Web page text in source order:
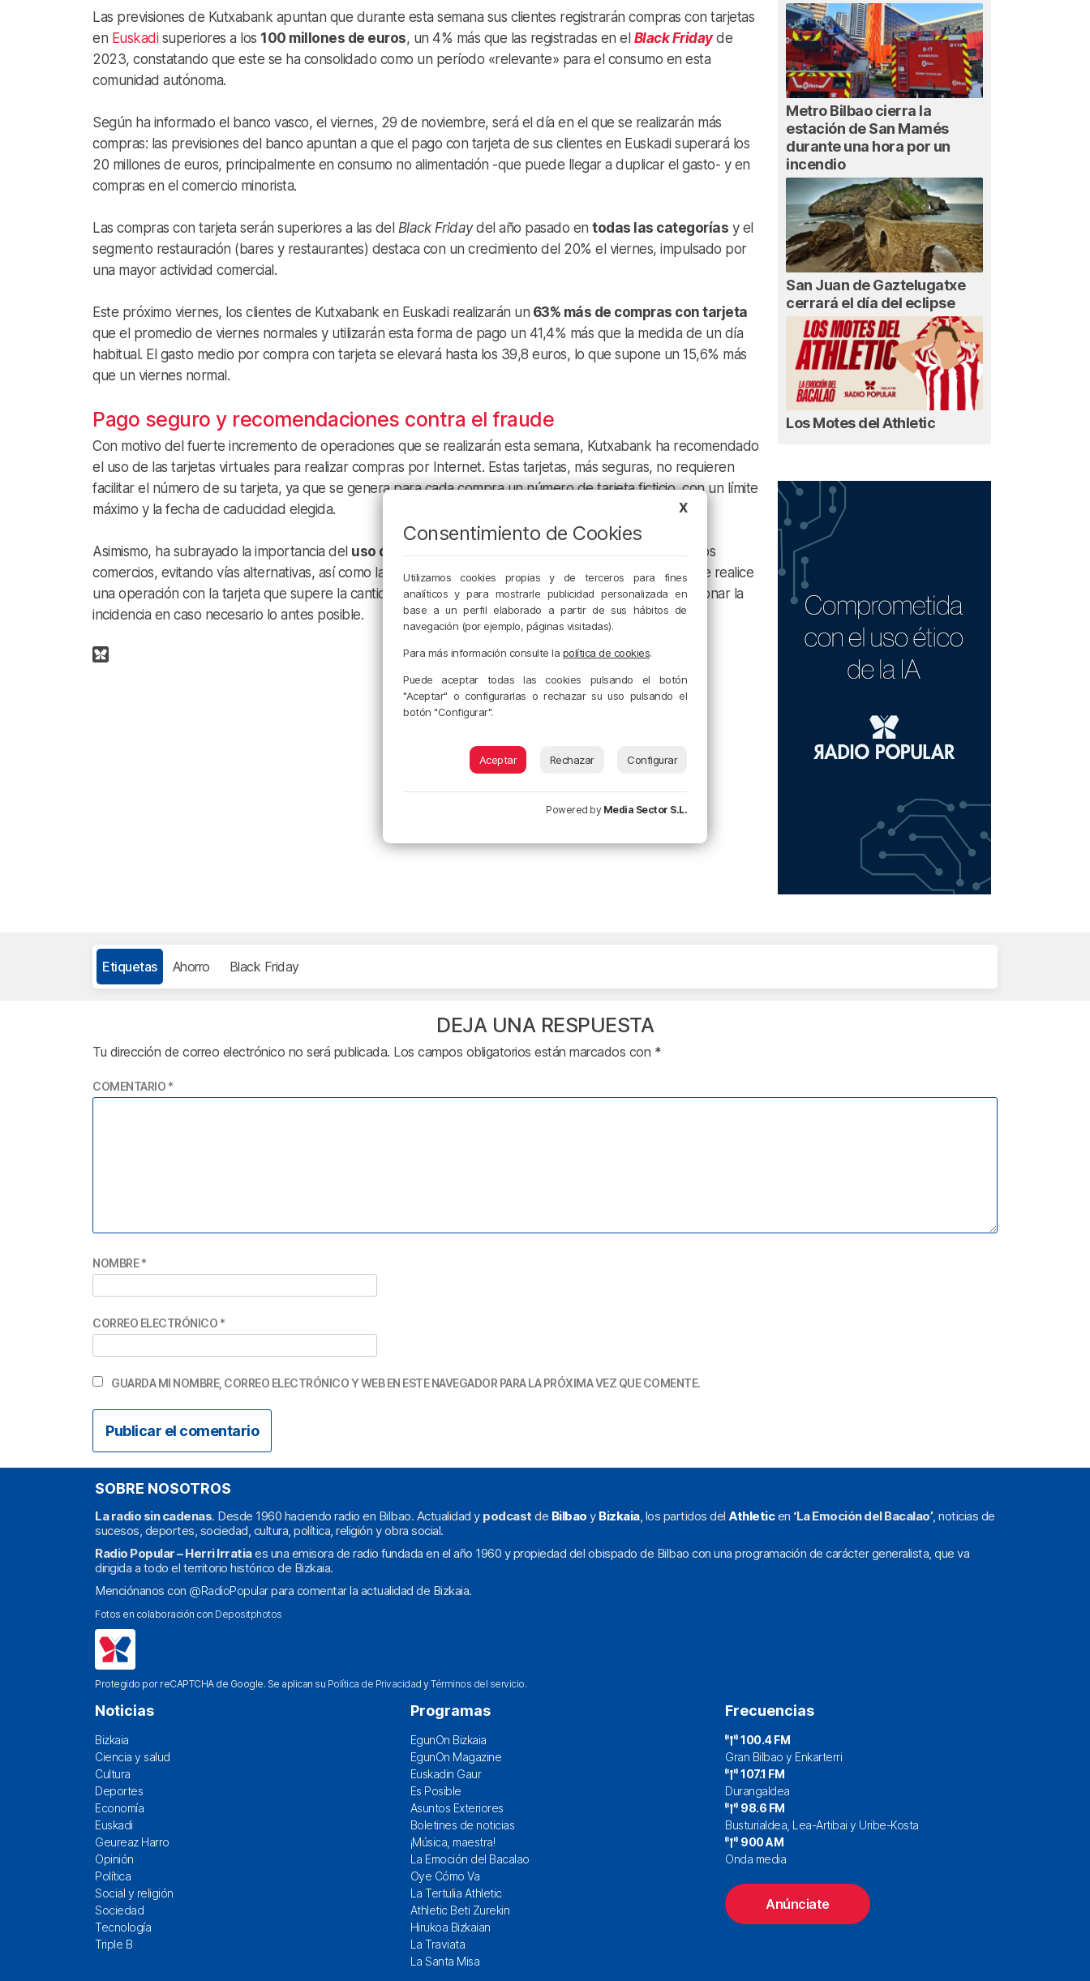
Las previsiones de Kutxabank apuntan que durante esta semana sus clientes registrarán compras con tarjetas
en Euskadisuperiores a los 100 millones de euros, un 4% más que las registradas en el Black Fridayde
2023, constatando que este se ha consolidado como un período «relevante» para el consumo en esta
comunidad autónoma.
Según ha informado el banco vasco, el viernes, 29 de noviembre, será el día en el que se realizarán más
compras: las previsiones del banco apuntan a que el pago con tarjeta de sus clientes en Euskadi superará los
20 millones de euros, principalmente en consumo no alimentación -que puede llegar a duplicar el gasto- y en
compras en el comercio minorista.
Las compras con tarjeta serán superiores a las del Black Fridaydel año pasado en todas las categorías y el
segmento restauración (bares y restaurantes) destaca con un crecimiento del 20% el viernes, impulsado por
una mayor actividad comercial.
Este próximo viernes, los clientes de Kutxabank en Euskadi realizarán un 63% más de compras con tarjeta
que el promedio de viernes normales y utilizarán esta forma de pago un 41,4% más que la medida de un día
habitual. El gasto medio por compra con tarjeta se elevará hasta los 39,8 euros, lo que supone un 15,6% más
que un viernes normal.
Pago seguro y recomendaciones contra el fraude
Con motivo del fuerte incremento de operaciones que se realizarán esta semana, Kutxabank ha recomendado
el uso de las tarjetas virtuales para realizar compras por Internet. Estas tarjetas, más seguras, no requieren
facilitar el número de su tarjeta, ya que se genera para cada compra un número de tarjeta ficticio, con un límite
máximo y la fecha de caducidad elegida.
Asimismo, ha subrayado la importancia del uso de plataformas de pagoseguro que proporcionan los
comercios, evitando vías alternativas, así como la activación de notificaciones para que cada vez que se realice
una operación con la tarjeta que supere la cantidad indicada por el cliente, reciba un aviso y, así, gestionar la
incidencia en caso necesario lo antes posible.
Metro Bilbao cierra la
estación de San Mamés
durante una hora por un
incendio
San Juan de Gaztelugatxe
cerrará el día del eclipse
Los Motes del Athletic
Etiquetas Ahorro Black Friday
DEJA UNA RESPUESTA
Tu dirección de correo electrónico no será publicada. Los campos obligatorios están marcados con *
COMENTARIO *
NOMBRE*
CORREO ELECTRÓNICO *
GUARDA MI NOMBRE, CORREO ELECTRÓNICO Y WEB EN ESTE NAVEGADOR PARA LA PRÓXIMA VEZ QUE COMENTE.
SOBRE NOSOTROS
La radio sin cadenas. Desde 1960 haciendo radio en Bilbao. Actualidad y podcast de Bilbao y Bizkaia, los partidos del Athleticen ‘La Emoción del Bacalao’, noticias de
sucesos, deportes, sociedad, cultura, política, religión y obra social.
Radio Popular – Herri Irratiaes una emisora de radio fundada en el año 1960 y propiedad del obispado de Bilbao con una programación de carácter generalista, que va
dirigida a todo el territorio histórico de Bizkaia.
Menciónanos con @RadioPopularpara comentar la actualidad de Bizkaia.
Fotos en colaboración con Depositphotos
Protegido por reCAPTCHA de Google. Se aplican su Política de Privacidad yTérminos del servicio.
Noticias
Bizkaia
Ciencia y salud
Cultura
Deportes
Economía
Euskadi
Geureaz Harro
Opinión
Política
Social y religión
Sociedad
Tecnología
Triple B
Programas
EgunOn Bizkaia
EgunOn Magazine
Euskadin Gaur
Es Posible
Asuntos Exteriores
Boletines de noticias
¡Música, maestra!
La Emoción del Bacalao
Oye Cómo Va
La Tertulia Athletic
Athletic Beti Zurekin
Hirukoa Bizkaian
La Traviata
La Santa Misa
Frecuencias
100.4 FM
Gran Bilbao y Enkarterri
107.1 FM
Durangaldea
98.6 FM
Busturialdea, Lea-Artibai y Uribe-Kosta
900 AM
Onda media
Anúnciate
X
Consentimiento de Cookies
Utilizamos cookies propias y de terceros para fines
analíticos y para mostrarle publicidad personalizada en
base a un perfil elaborado a partir de sus hábitos de
navegación (por ejemplo, páginas visitadas).
Para más información consulte la política de cookies.
Puede aceptar todas las cookies pulsando el botón
"Aceptar" o configurarlas o rechazar su uso pulsando el
botón "Configurar".
Aceptar Rechazar Configurar
Powered by Media Sector S.L.